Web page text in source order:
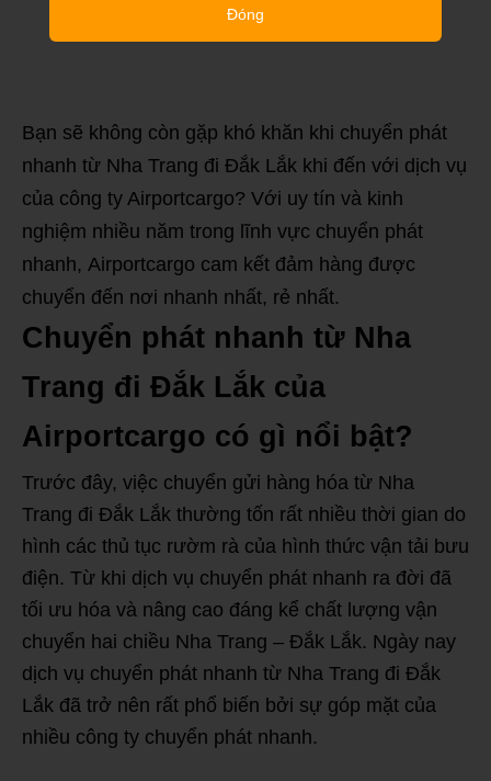
Bạn sẽ không còn gặp khó khăn khi chuyển phát
nhanh từ Nha Trang đi Đắk Lắk khi đến với dịch vụ
của công ty Airportcargo? Với uy tín và kinh
nghiệm nhiều năm trong lĩnh vực chuyển phát
nhanh, Airportcargo cam kết đảm hàng được
chuyển đến nơi nhanh nhất, rẻ nhất.
Chuyển phát nhanh từ Nha
Trang đi Đắk Lắk của
Airportcargo có gì nổi bật?
Trước đây, việc chuyển gửi hàng hóa từ Nha
Trang đi Đắk Lắk thường tốn rất nhiều thời gian do
hình các thủ tục rườm rà của hình thức vận tải bưu
điện. Từ khi dịch vụ chuyển phát nhanh ra đời đã
tối ưu hóa và nâng cao đáng kể chất lượng vận
chuyển hai chiều Nha Trang – Đắk Lắk. Ngày nay
dịch vụ chuyển phát nhanh từ Nha Trang đi Đắk
Lắk đã trở nên rất phổ biến bởi sự góp mặt của
nhiều công ty chuyển phát nhanh.
Đóng